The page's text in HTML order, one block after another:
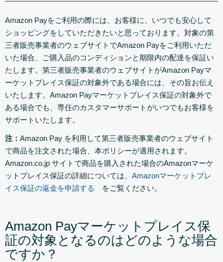
Amazon Payをご利用の際には、お客様に、いつでも安心して
ショッピングをしていただきたいと思っております。対象の第
三者販売事業者のウェブサイトでAmazon Payをご利用いただ
いた場合、ご購入品のコンディションと期限内の配達を保証い
たします。第三者販売事業者のウェブサイトがAmazon Payマ
ーケットプレイス保証の対象外である場合には、その旨お伝え
いたします。Amazon Payマーケットプレイス保証の対象外で
ある場合でも、専任のカスタマーサポートがいつでもお客様を
サポートいたします。
注： Amazon Pay を利用して第三者販売事業者のウェブサイト
で商品を注文された場合、本ポリシーが適用されます。
Amazon.co.jp サイトで商品を購入された場合のAmazonマーケ
ットプレイス保証の詳細については、 Amazonマーケットプレ
イス保証の返金を申請する
をご覧ください。
Amazon Payマーケットプレイス保
証の対象となるのはどのような場合
ですか？